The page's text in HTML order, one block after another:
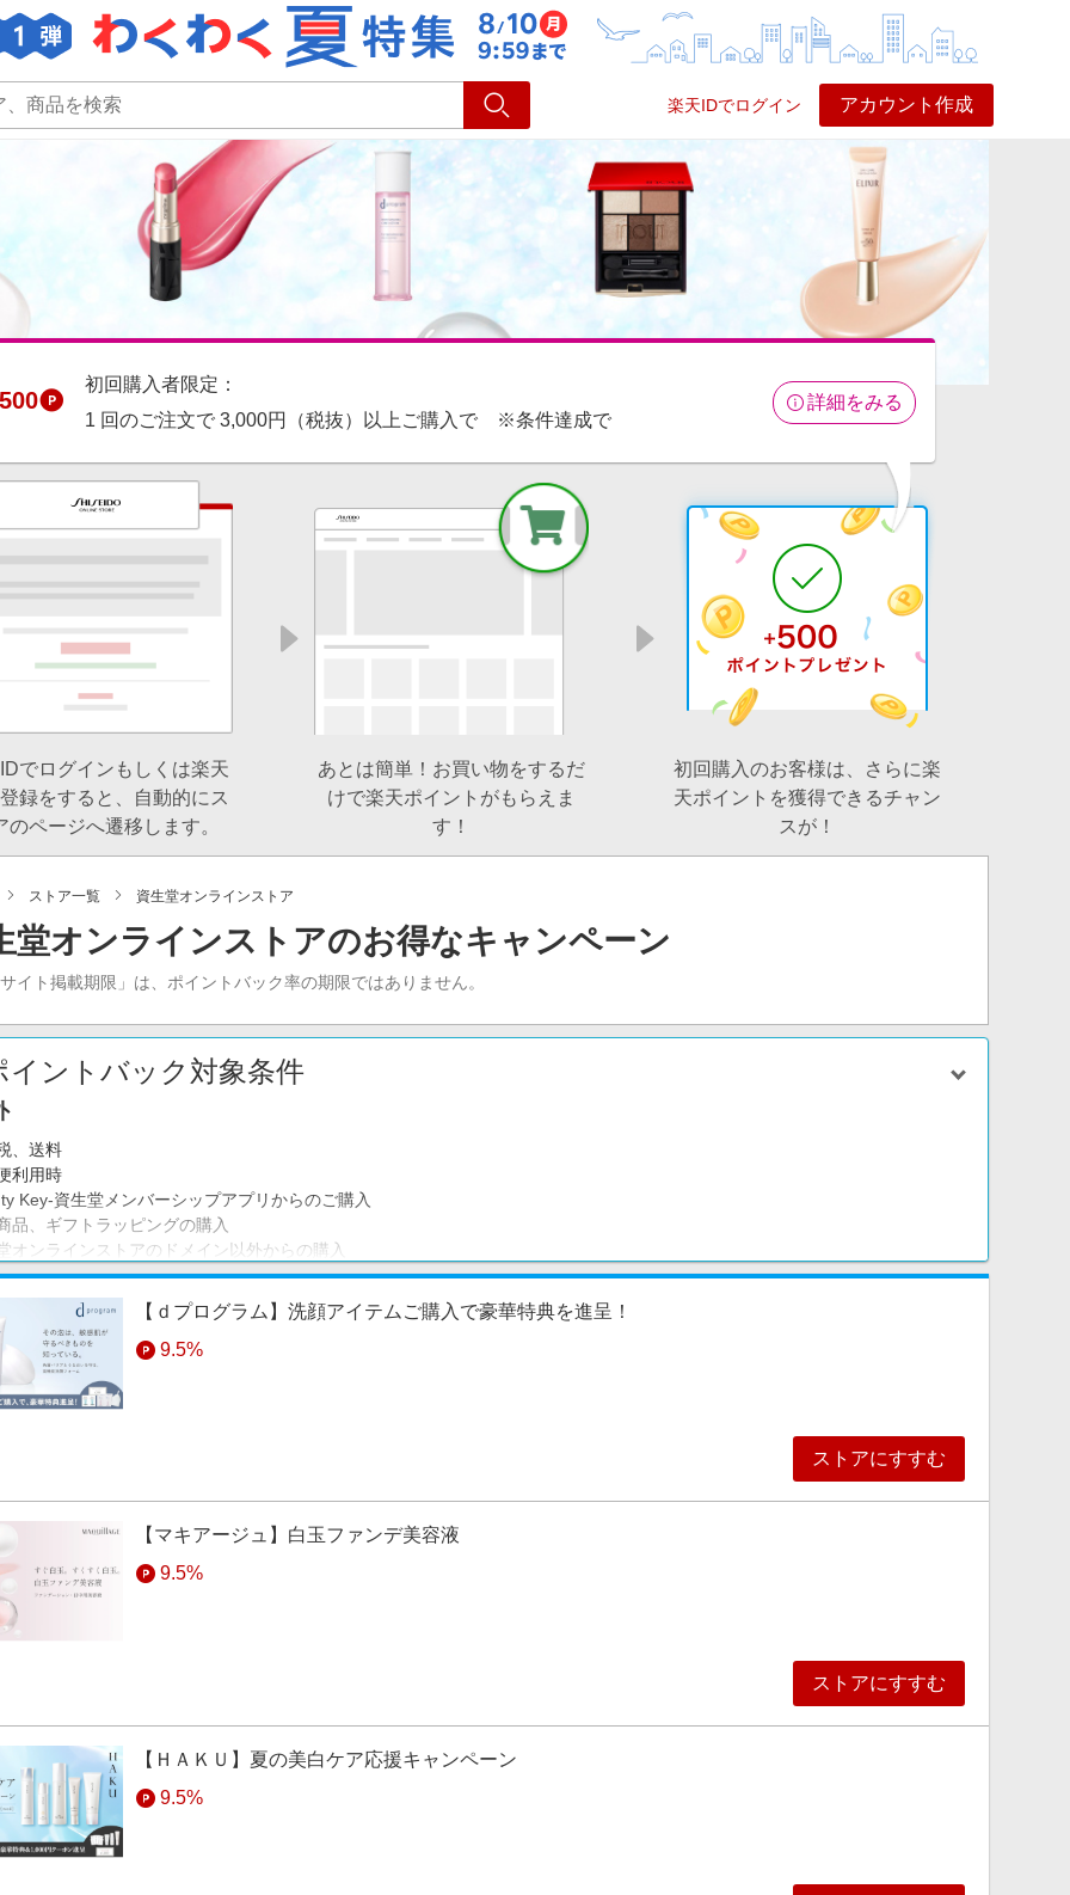
楽天IDでログイン アカウント作成
ショッピング 旅行 サービス
500
初回購入者限定：
1 回のご注文で 3,000円（税抜）以上ご購入で ※条件達成で
詳細をみる
でログインもしくは楽天
録をすると、自動的にス
のページへ遷移します。
あとは簡単！お買い物をするだ
けで楽天ポイントがもらえま
す！
初回購入のお客様は、さらに楽
天ポイントを獲得できるチャン
スが！
ストア一覧 資生堂オンラインストア
堂オンラインストアのお得なキャンペーン
イト掲載期限」は、ポイントバック率の期限ではありません。
イントバック対象条件
、送料
利用時
Key-資生堂メンバーシップアプリからのご購入
品、ギフトラッピングの購入
オンラインストアのドメイン以外からの購入
不正、いたずら、未入金、キャンセル
ーザーが同一商品4点以上購入している等、ストア側で転売目的と判断されたご注文
イツをクリック後、他広告をクリックして購入に至った場合
日から1か月が経過しても商品のお受け取りが完了していない場合（住所間違い、転居など、理由を問わず）
のご利用環境・ご利用方法により正常にトラッキングできなかった場合 、ポイントが反映されない場合があります。その場合
対象外となりますので何卒ご了承くださいませ。
イツから資生堂オンラインストアへお進みいただいた際に、「お探しのページがみつかりませんでした。」というエラーペー
された場合、ポイントバックが正しく反映されないことがあります。その場合は、いったんリーベイツに戻り、あらためて
へすすむ」をクリックしてからお買い物をしてください。
のご利用環境・ご利用方法により正常にトラッキングできなかった場合 、ポイントが反映されない場合があります。その場合
対象外となりますので何卒ご了承くださいませ。
定ポイントへの反映には商品の発送から１、２ヶ月ほどお時間をいただくことがございます。
バックが自動で反映されない場合や、反映された金額が異なる場合でも、その理由を含め、お調べいたしかねますので、あら
了承ください。
付与の問い合わせについて、資生堂オンラインストア側への直接問い合わせはNGとなります。
合わせをされた場合、条件を満たしていたとしてもポイント付与の対象外になってしまう可能性があります。
【ｄプログラム】洗顔アイテムご購入で豪華特典を進呈！
9.5%
ストアにすすむ
【マキアージュ】白玉ファンデ美容液
9.5%
ストアにすすむ
【ＨＡＫＵ】夏の美白ケア応援キャンペーン
9.5%